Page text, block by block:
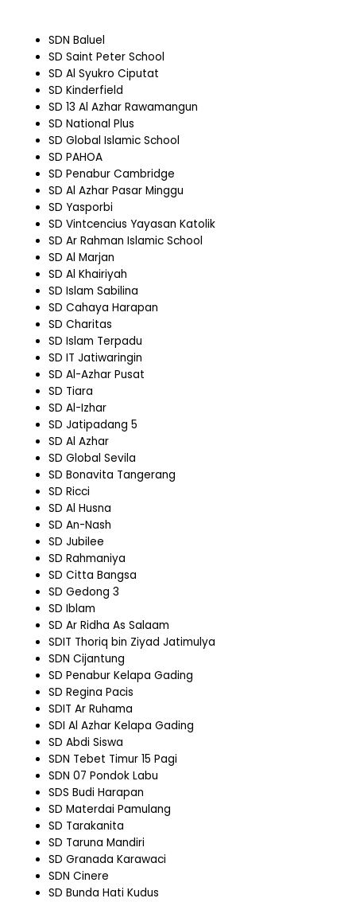
SDN Baluel
SD Saint Peter School
SD Al Syukro Ciputat
SD Kinderfield
SD 13 Al Azhar Rawamangun
SD National Plus
SD Global Islamic School
SD PAHOA
SD Penabur Cambridge
SD Al Azhar Pasar Minggu
SD Yasporbi
SD Vintcencius Yayasan Katolik
SD Ar Rahman Islamic School
SD Al Marjan
SD Al Khairiyah
SD Islam Sabilina
SD Cahaya Harapan
SD Charitas
SD Islam Terpadu
SD IT Jatiwaringin
SD Al-Azhar Pusat
SD Tiara
SD Al-Izhar
SD Jatipadang 5
SD Al Azhar
SD Global Sevila
SD Bonavita Tangerang
SD Ricci
SD Al Husna
SD An-Nash
SD Jubilee
SD Rahmaniya
SD Citta Bangsa
SD Gedong 3
SD Iblam
SD Ar Ridha As Salaam
SDIT Thoriq bin Ziyad Jatimulya
SDN Cijantung
SD Penabur Kelapa Gading
SD Regina Pacis
SDIT Ar Ruhama
SDI Al Azhar Kelapa Gading
SD Abdi Siswa
SDN Tebet Timur 15 Pagi
SDN 07 Pondok Labu
SDS Budi Harapan
SD Materdai Pamulang
SD Tarakanita
SD Taruna Mandiri
SD Granada Karawaci
SDN Cinere
SD Bunda Hati Kudus